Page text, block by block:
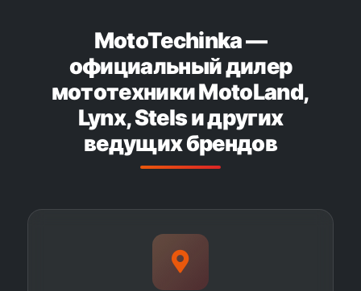
MotoTechinka —
официальный дилер
мототехники MotoLand,
Lynx, Stels и других
ведущих брендов